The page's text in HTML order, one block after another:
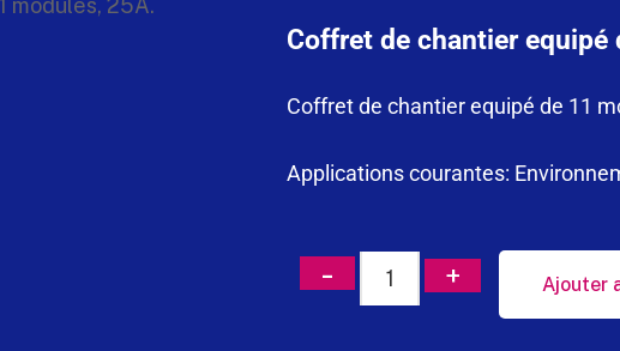
Coffret de chantier equipé
Coffret de chantier equipé de 11
Applications courantes:
Ajouter